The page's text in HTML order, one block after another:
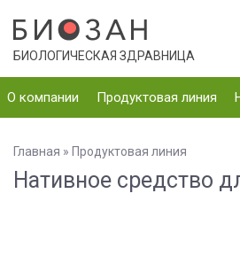
БИОЛОГИЧЕСКАЯ ЗДРАВНИЦА
О компании Продуктовая линия
Главная » Продуктовая линия
Нативное средство